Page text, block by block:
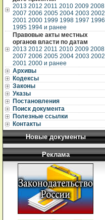
2013 2012 2011 2010 2009 2008
2007 2006 2005 2004 2003 2002
2001 2000 1999 1998 1997 1996
1995 1994 и ранее
Правовые акты местных
органов власти по датам
2013 2012 2011 2010 2009 2008
2007 2006 2005 2004 2003 2002
2001 2000 и ранее
Архивы
Кодексы
Законы
Указы
Постановления
Поиск документа
Полезные ссылки
Контакты
Новые документы
Реклама